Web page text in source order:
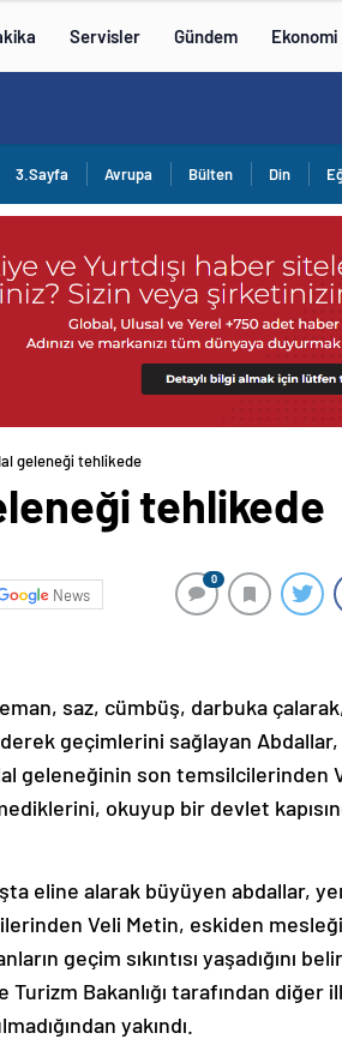
Servisler Gündem Ekonomi
3.Sayfa Avrupa Bülten Din
geleneği tehlikede
tehlikede
News
0
saz, cümbüş, darbuka
geçimlerini sağlayan
geleneğinin son temsilcilerinden
okuyup bir devlet
eline alarak büyüyen abdallar,
Veli Metin, eskiden
geçim sıkıntısı yaşadığını
Turizm Bakanlığı tarafından diğer
yakındı.